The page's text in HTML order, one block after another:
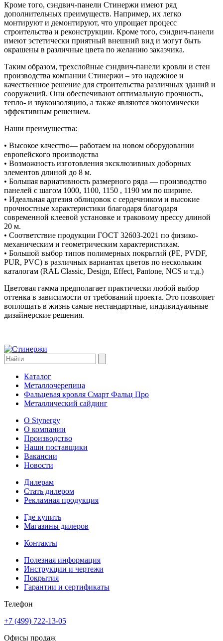
Кроме того, сэндвич-панели Стинержи имеют ряд
дополнительных преимуществ. Например, их легко
монтируют и демонтируют, что упрощает процесс
строительства и реконструкции. Кроме того, сэндвич-панели
имеют эстетически приятный внешний вид и могут быть
окрашены в различные цвета по желанию заказчика.
Таким образом, трехслойные сэндвич-панели кровли и стен
производства компании Стинержи – это надежное и
качественное решение для строительства различных зданий и
сооружений. Они обеспечивают оптимальную прочность,
тепло- и звукоизоляцию, а также являются экономически
эффективным решением.
Наши преимущества:
• Высокое качество— работаем на новом оборудовании
европейского производства
• Возможность изготовления эксклюзивных доборных
элементов длиной до 8 м.
• Большая вариативность размерного ряда — производство
панелей с шагом 1000, 1100, 1150 , 1190 мм по ширине.
• Идеальная адгезия облицовок с сердечником и высокие
прочностные характеристики благодаря благодаря
современной клеевой установке и траковому прессу длиной
20 м.
• Соответствие продукции ГОСТ 32603-2021 по физико-
механическим и геометрическим характеристикам.
• Большой выбор типов полимерных покрытий (PE, PVDF,
PUR, PVC) в различных вариантах цветов по нескольким
каталогам (RAL Classic, Design, Effect, Pantone, NCS и т.д.)
Цветовая гамма предполагает практически любой выбор
оттенка в зависимости от требований проекта. Это позволяет
воплощать в жизнь самые нестандартные, индивидуальные
дизайнерские решения.
Каталог
Металлочерепица
Фальцевая кровля Смарт Фальц Про
Металлический сайдинг
О Stynergy
О компании
Производство
Наши поставщики
Вакансии
Новости
Дилерам
Стать дилером
Рекламная продукция
Где купить
Магазины дилеров
Контакты
Полезная информация
Инструкции и чертежи
Покрытия
Гарантии и сертификаты
Телефон
+7 (499) 722-13-05
Офисы продаж